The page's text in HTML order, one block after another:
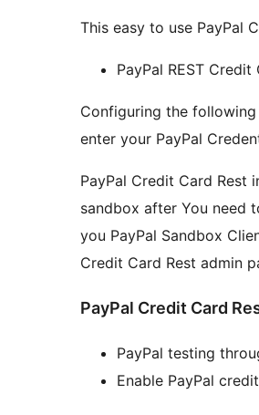
This easy to use PayPal
PayPal REST
Configuring the
enter your PayPal
PayPal Credit Card Rest
sandbox after You need
you PayPal Sandbox
Credit Card Rest admin
PayPal Credit Card
PayPal testing
Enable PayPal